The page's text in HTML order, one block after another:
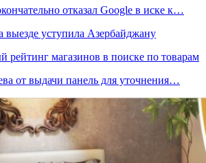
отказал Google в иске к…
выезде уступила Азербайджану
рейтинг магазинов в поиске по товарам
от выдачи панель для уточнения…